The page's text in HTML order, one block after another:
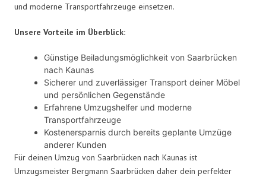
und moderne Transportfahrzeuge einsetzen.
Unsere Vorteile im Überblick:
Günstige Beiladungsmöglichkeit von Saarbrücken
nach Kaunas
Sicherer und zuverlässiger Transport deiner Möbel
und persönlichen Gegenstände
Erfahrene Umzugshelfer und moderne
Transportfahrzeuge
Kostenersparnis durch bereits geplante Umzüge
anderer Kunden
Für deinen Umzug von Saarbrücken nach Kaunas ist
Umzugsmeister Bergmann Saarbrücken daher dein perfekter